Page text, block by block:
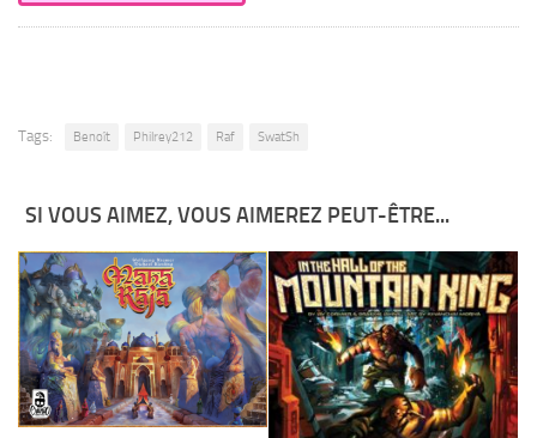
Tags: Benoît Philrey212 Raf SwatSh
SI VOUS AIMEZ, VOUS AIMEREZ PEUT-ÊTRE...